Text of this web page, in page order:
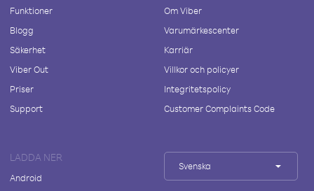
Funktioner
Blogg
Säkerhet
Viber Out
Priser
Support
Om Viber
Varumärkescenter
Karriär
Villkor och policyer
Integritetspolicy
Customer Complaints Code
LADDA NER
Android
Svenska